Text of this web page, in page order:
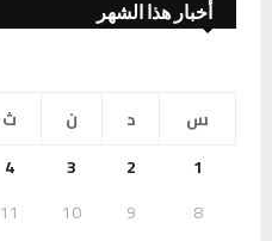
أخبار هذا الشهر
س
د ن ث
1
2
3
4
8
9
10
11